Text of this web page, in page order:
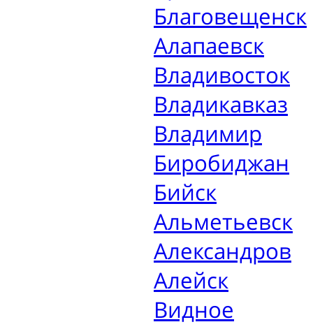
Благовещенск
Алапаевск
Владивосток
Владикавказ
Владимир
Биробиджан
Бийск
Альметьевск
Александров
Алейск
Видное